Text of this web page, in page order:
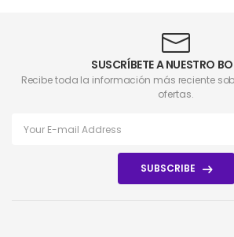
SUSCRÍBETE A NUESTRO
Recibe toda la información más reciente
ofertas.
SUBSCRIBE